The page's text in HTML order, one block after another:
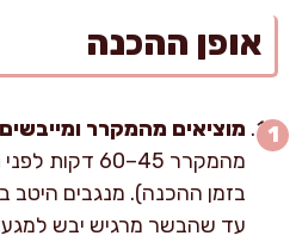
אופן ההכנה
מוציאים מהמקרר
מהמקרר
בזמן ההכנה). מנגבים היטב
עד שהבשר מרגיש יבש